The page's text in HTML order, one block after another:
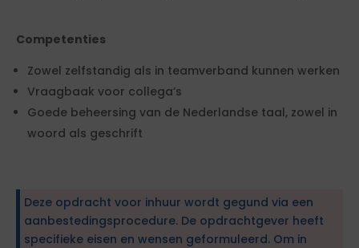
Competenties
Zowel zelfstandig als in teamverband kunnen werken
Vraagbaak voor collega’s
Goede beheersing van de Nederlandse taal, zowel in
woord als geschrift
Deze opdracht voor inhuur wordt gegund via een
aanbestedingsprocedure. De opdrachtgever heeft
specifieke eisen en wensen geformuleerd. Om in